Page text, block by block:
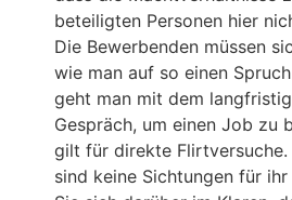
beteiligten Personen hier
Die Bewerbenden müssen
wie man auf so einen
geht man mit dem
Gespräch, um einen Job zu
gilt für direkte Flirtversuche.
sind keine Sichtungen für ihr